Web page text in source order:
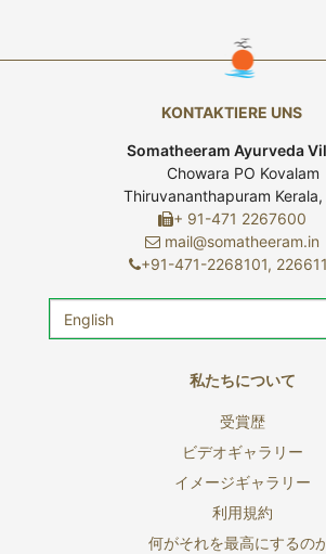
KONTAKTIERE UNS
Somatheeram Ayurveda
Chowara PO Kovalam
Thiruvananthapuram Kerala,
+ 91-471 2267600
mail@somatheeram.in
+91-471-2268101,
私たちについて
受賞歴
ビデオギャラリー
イメージギャラリー
利用規約
何がそれを最高にするの